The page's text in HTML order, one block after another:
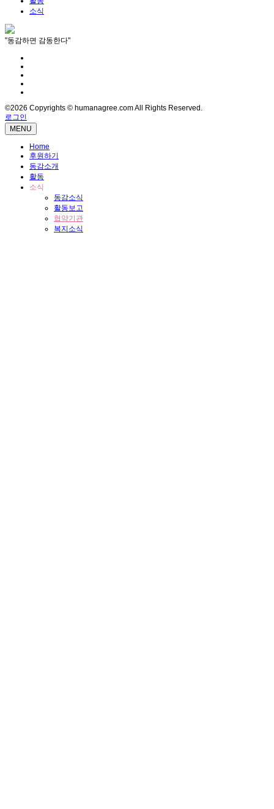
소식
"동감하면 감동한다"
©2026 Copyrights © humanagree.com All Rights Reserved.
로그인
MENU
Home
후원하기
동감소개
활동
소식
동감소식
활동보고
협약기관
복지소식